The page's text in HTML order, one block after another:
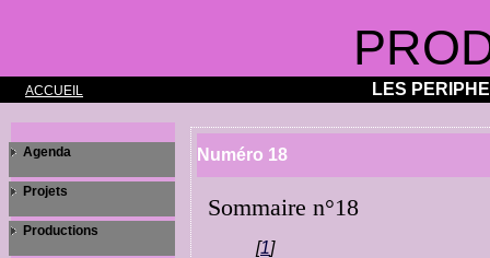
ACCUEIL LES
Numéro 18
Sommaire n°18
[1]
Agenda
Projets
Productions